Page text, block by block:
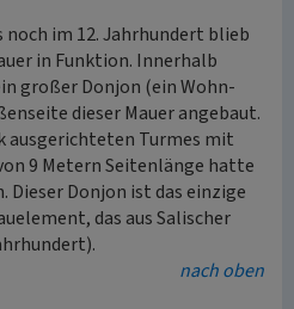
noch im 12. Jahrhundert blieb
in Funktion. Innerhalb
großer Donjon (ein Wohn-
dieser Mauer angebaut.
ausgerichteten Turmes mit
9 Metern Seitenlänge hatte
Dieser Donjon ist das einzige
das aus Salischer
nach oben